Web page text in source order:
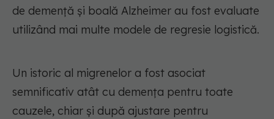
de demență și boală Alzheimer au fost evaluate
utilizând mai multe modele de regresie logistică.
Un istoric al migrenelor a fost asociat
semnificativ atât cu demența pentru toate
cauzele, chiar și după ajustare pentru